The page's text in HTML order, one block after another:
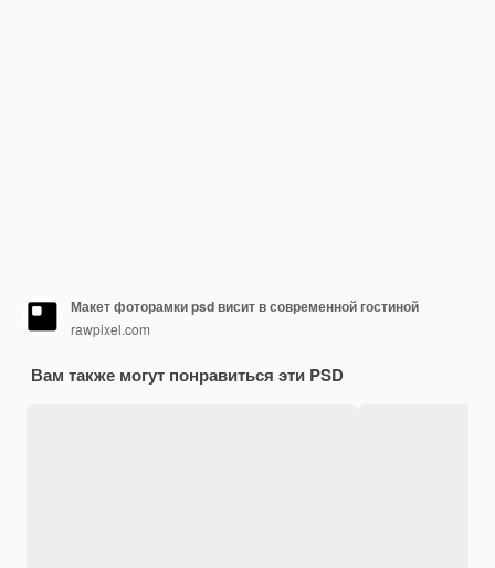
Макет фоторамки psd висит в современной гостиной
rawpixel.com
Вам также могут понравиться эти PSD